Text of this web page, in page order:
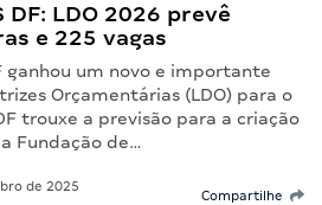
DF: LDO 2026 prevê
e 225 vagas
ganhou um novo e importante
Orçamentárias (LDO) para o
trouxe a previsão para a criação
Fundação de…
de 2025
Compartilhe